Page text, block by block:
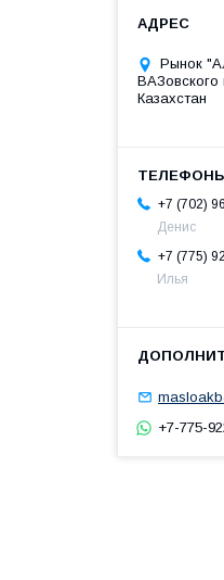
Рынок
ВАЗовского
Казахстан
+7 (702)
Денис
+7 (775)
Илья
+7-775-